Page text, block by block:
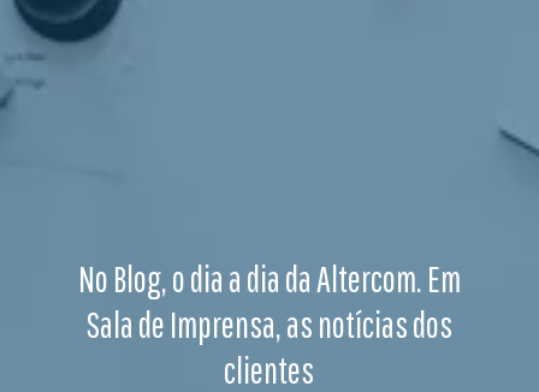
No Blog, o dia a dia da Altercom. Em
Sala de Imprensa, as notícias dos
clientes